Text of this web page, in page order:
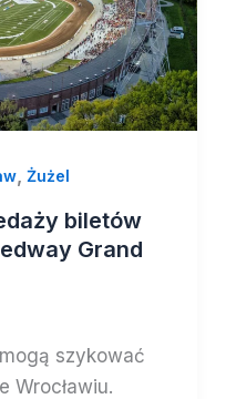
, Żużel
biletów
Grand
szykować
Wrocławiu.